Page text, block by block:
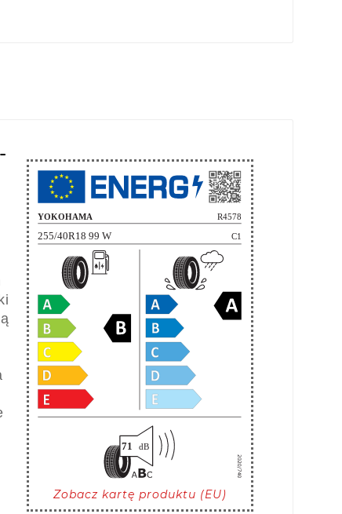
Zobacz kartę produktu (EU)